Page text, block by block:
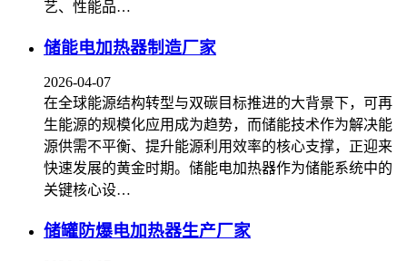
艺、性能品…
储能电加热器制造厂家
2026-04-07
在全球能源结构转型与双碳目标推进的大背景下，可再
生能源的规模化应用成为趋势，而储能技术作为解决能
源供需不平衡、提升能源利用效率的核心支撑，正迎来
快速发展的黄金时期。储能电加热器作为储能系统中的
关键核心设…
储罐防爆电加热器生产厂家